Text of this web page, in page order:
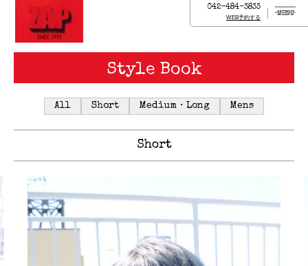
042-484-3833
WEB予約する
MENU
Style Book
All Short Medium・Long Mens
Short